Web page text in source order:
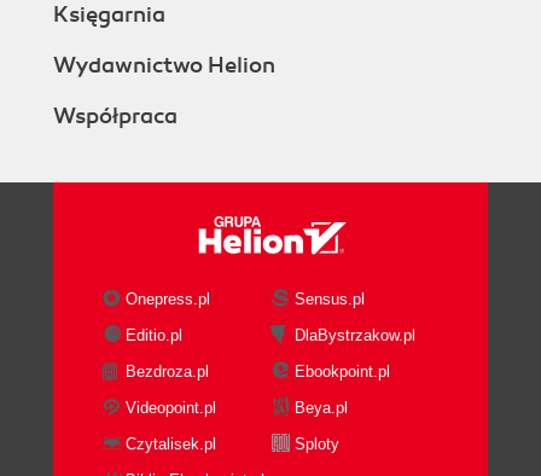
Księgarnia
Wydawnictwo Helion
Współpraca
Onepress.pl
Sensus.pl
Editio.pl
DlaBystrzakow.pl
Bezdroza.pl
Ebookpoint.pl
Videopoint.pl
Beya.pl
Czytalisek.pl
Sploty